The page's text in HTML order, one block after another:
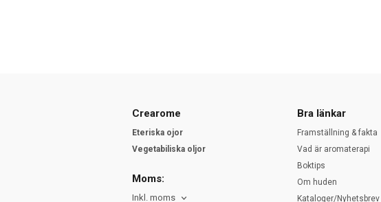
Crearome
Eteriska ojor
Vegetabiliska oljor
Moms:
Inkl. moms
Bra länkar
Framställning & fakta
Vad är aromaterapi
Boktips
Om huden
Kataloger/Nyhetsbrev